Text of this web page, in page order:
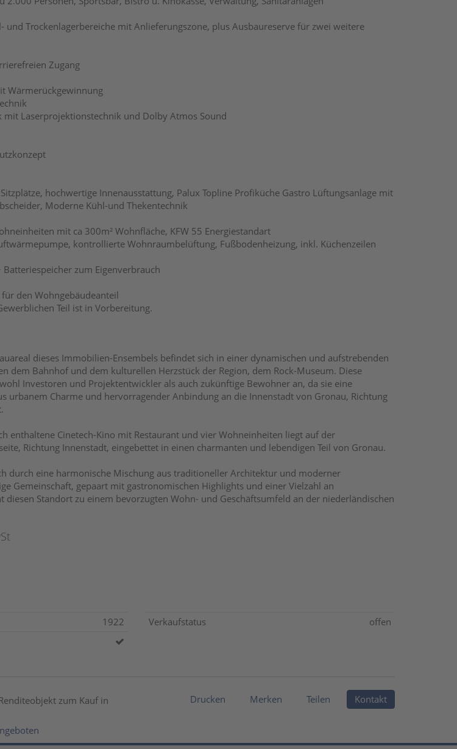
und Trockenlagerbereiche mit Anlieferungszone, plus Ausbaureserve für zwei weitere
Zugang
Wärmerückgewinnung
mit Laserprojektionstechnik und Dolby Atmos Sound
hochwertige Innenausstattung, Palux Topline Profiküche Gastro Lüftungsanlage mit
Moderne Kühl-und Thekentechnik
mit ca 300m² Wohnfläche, KFW 55 Energiestandart
kontrollierte Wohnraumbelüftung, Fußbodenheizung, inkl. Küchenzeilen
zum Eigenverbrauch
den Wohngebäudeanteil
Teil ist in Vorbereitung.
dieses Immobilien-Ensembels befindet sich in einer dynamischen und aufstrebenden
dem Bahnhof und dem kulturellen Herzstück der Region, dem Rock-Museum. Diese
Investoren und Projektentwickler als auch zukünftige Bewohner an, da sie eine
urbanem Charme und hervorragender Anbindung an die Innenstadt von Gronau, Richtung
enthaltene Cinetech-Kino mit Restaurant und vier Wohneinheiten liegt auf der
Richtung Innenstadt, eingebettet in einen charmanten und lebendigen Teil von Gronau.
durch eine harmonische Mischung aus traditioneller Architektur und moderner
Gemeinschaft, gepaart mit gastronomischen Highlights und einer Vielzahl an
diesen Standort zu einem bevorzugten Wohn- und Geschäftsumfeld an der niederländischen
1922
Verkaufstatus offen
zum Kauf in
Drucken Merken Teilen Kontakt